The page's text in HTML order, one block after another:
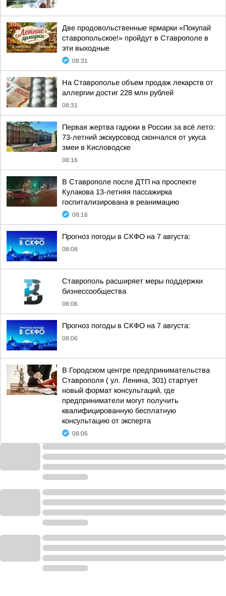
Две продовольственные ярмарки «Покупай
ставропольское!» пройдут в Ставрополе в
эти выходные
08:31
На Ставрополье объем продаж лекарств от
аллергии достиг 228 млн рублей
08:31
Первая жертва гадюки в России за всё лето:
73-летний экскурсовод скончался от укуса
змеи в Кисловодске
08:16
В Ставрополе после ДТП на проспекте
Кулакова 13-летняя пассажирка
госпитализирована в реанимацию
08:16
Прогноз погоды в СКФО на 7 августа:
08:08
Ставрополь расширяет меры поддержки
бизнессообщества
08:06
Прогноз погоды в СКФО на 7 августа:
08:06
В Городском центре предпринимательства
Ставрополя ( ул. Ленина, 301) стартует
новый формат консультаций, где
предприниматели могут получить
квалифицированную бесплатную
консультацию от эксперта
08:06